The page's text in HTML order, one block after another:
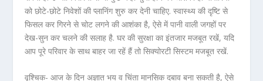
को छोटे-छोटे निवेशों की प्लानिंग शुरु कर देनी चाहिए. स्वास्थ्य की दृष्टि से
फिसल कर गिरने से चोट लगने की आशंका है, ऐसे में पानी वाली जगहों पर
देख-सुन कर चलने की सलाह है. घर की सुरक्षा का इंतजार मजबूत रखें, यदि
आप पूरे परिवार के साथ बाहर जा रहें हैं तो सिक्योरटी सिस्टम मजबूत रखें.
वृश्चिक- आज के दिन अज्ञात भय व चिंता मानसिक दबाव बना सकती है, ऐसे